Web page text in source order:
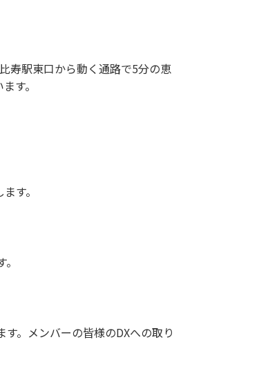
寿駅東口から動く通路で5分の恵
す。
す。
。メンバーの皆様のDXへの取り